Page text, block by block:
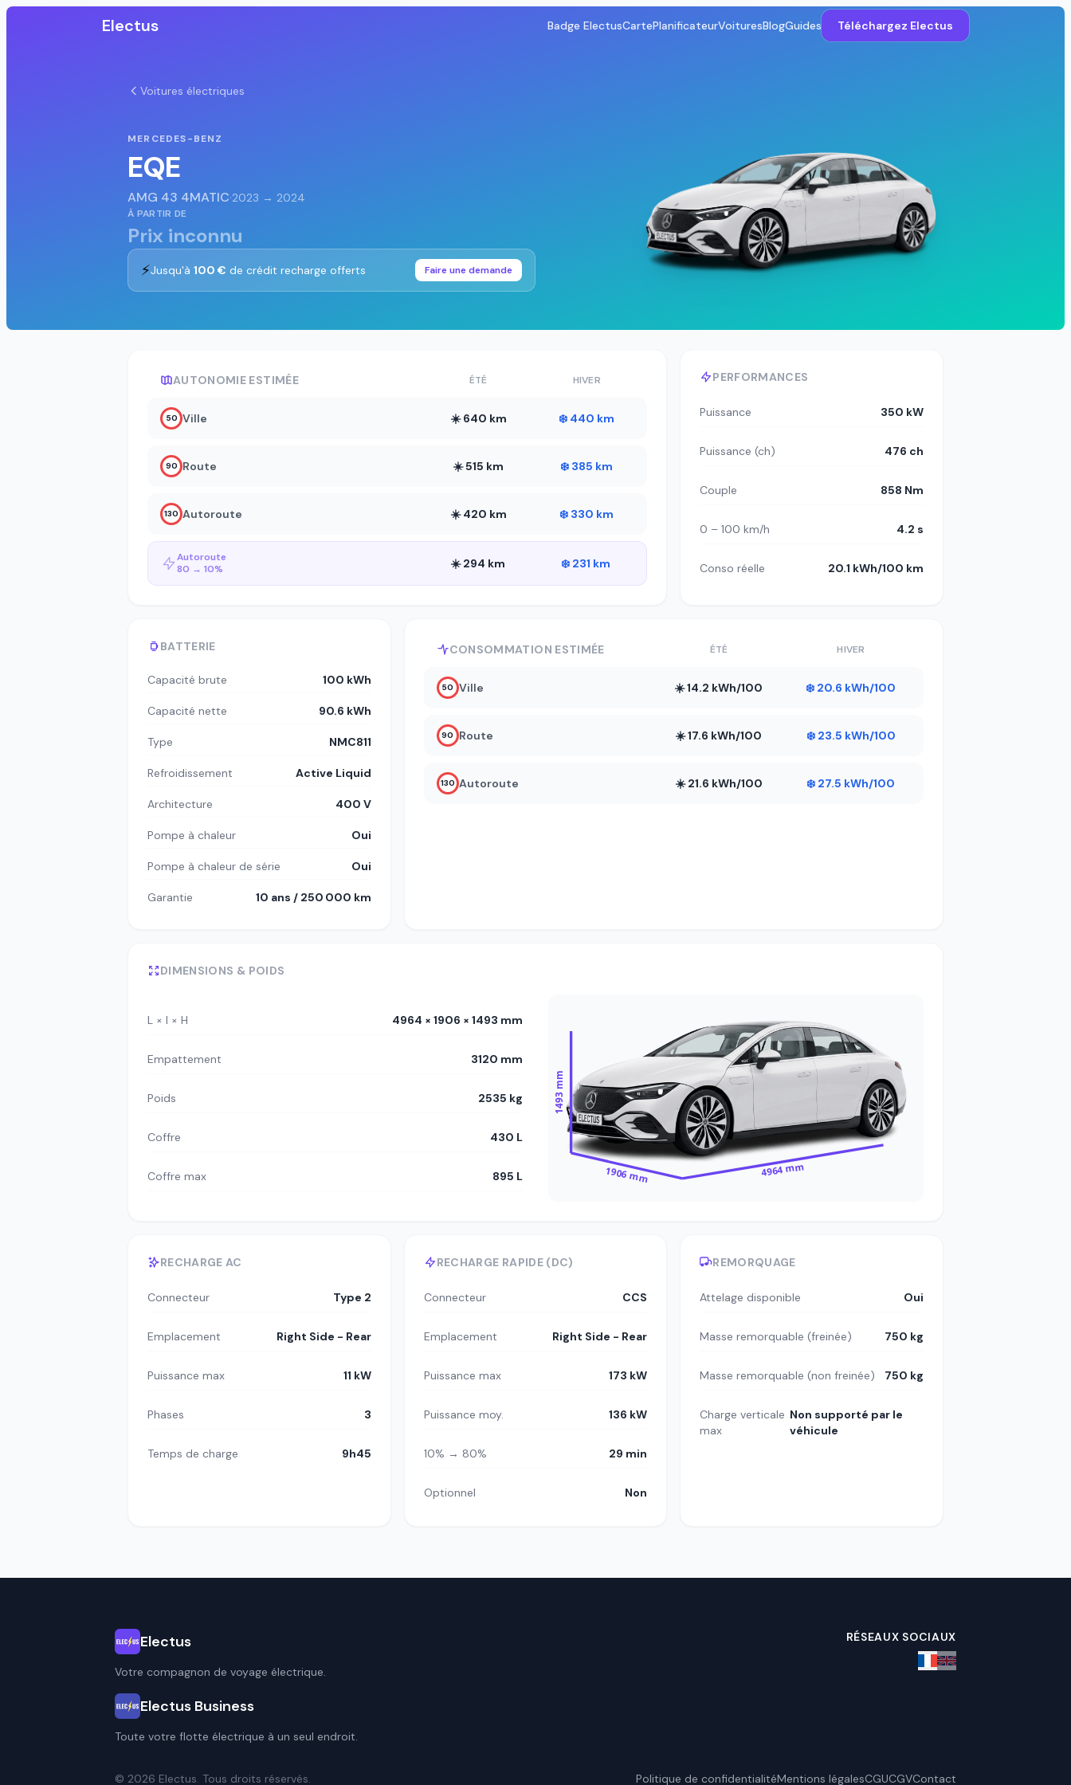
Electus Badge ElectusCartePlanificateurVoituresBlogGuides Téléchargez Electus
Voitures électriques
MERCEDES-BENZ
EQE
AMG 43 4MATIC·2023 → 2024
À PARTIR DE
Prix inconnu
⚡Jusqu'à 100 € de crédit recharge offerts Faire une demande
AUTONOMIE ESTIMÉE ÉTÉ HIVER
50 Ville ☀️ 640 km ❄️ 440 km
90 Route ☀️ 515 km ❄️ 385 km
130 Autoroute ☀️ 420 km ❄️ 330 km
Autoroute
80 → 10%
☀️ 294 km ❄️ 231 km
PERFORMANCES
Puissance 350 kW
Puissance (ch) 476 ch
Couple 858 Nm
0 – 100 km/h 4.2 s
Conso réelle 20.1 kWh/100 km
BATTERIE
Capacité brute 100 kWh
Capacité nette 90.6 kWh
Type NMC811
Refroidissement Active Liquid
Architecture 400 V
Pompe à chaleur Oui
Pompe à chaleur de série Oui
Garantie 10 ans / 250 000 km
CONSOMMATION ESTIMÉE ÉTÉ HIVER
50 Ville ☀️ 14.2 kWh/100 ❄️ 20.6 kWh/100
90 Route ☀️ 17.6 kWh/100 ❄️ 23.5 kWh/100
130 Autoroute ☀️ 21.6 kWh/100 ❄️ 27.5 kWh/100
DIMENSIONS & POIDS
L × l × H 4964 × 1906 × 1493 mm
Empattement 3120 mm
Poids 2535 kg
Coffre 430 L
Coffre max 895 L
1493 mm
1906 mm 4964 mm
RECHARGE AC
Connecteur Type 2
Emplacement Right Side - Rear
Puissance max 11 kW
Phases 3
Temps de charge 9h45
RECHARGE RAPIDE (DC)
Connecteur CCS
Emplacement Right Side - Rear
Puissance max 173 kW
Puissance moy. 136 kW
10% → 80% 29 min
Optionnel Non
REMORQUAGE
Attelage disponible Oui
Masse remorquable (freinée) 750 kg
Masse remorquable (non freinée) 750 kg
Charge verticale
max
Non supporté par le
véhicule
Electus
Votre compagnon de voyage électrique.
Electus Business
Toute votre flotte électrique à un seul endroit.
RÉSEAUX SOCIAUX
© 2026 Electus. Tous droits réservés. Politique de confidentialitéMentions légalesCGUCGVContact